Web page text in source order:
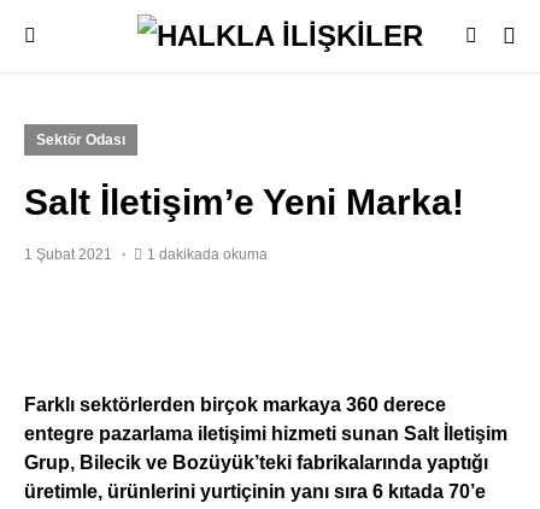
Sektör Odası
Salt İletişim’e Yeni Marka!
1 Şubat 2021 1 dakikada okuma
Farklı sektörlerden birçok markaya 360 derece
entegre pazarlama iletişimi hizmeti sunan Salt İletişim
Grup, Bi­le­cik ve Bo­zü­yü­k’­teki fab­ri­ka­la­rın­da ya­ptığı
üretimle, ürünlerini yur­ti­çin­in yanı sıra 6 kıtada 70’e